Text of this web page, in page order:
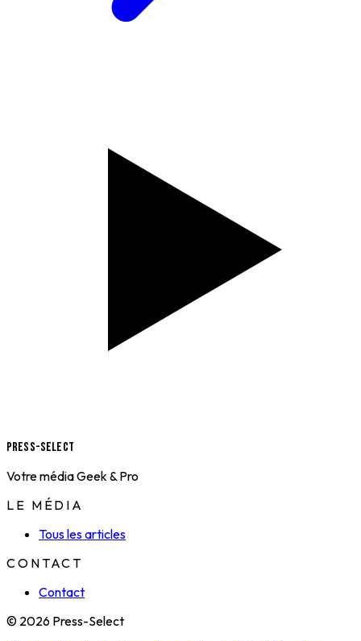
Press-Select
Votre média Geek & Pro
LE MÉDIA
Tous les articles
CONTACT
Contact
© 2026 Press-Select